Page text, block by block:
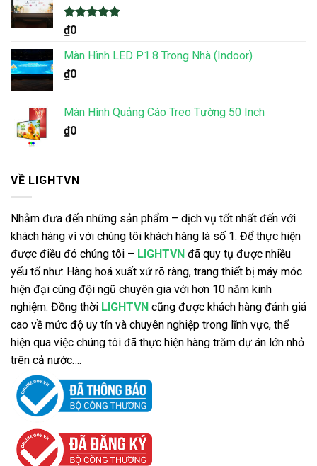
Được xếp
hạng
5 sao
₫0
Màn Hình LED P1.8 Trong Nhà (Indoor)
₫0
Màn Hình Quảng Cáo Treo Tường 50 Inch
₫0
VỀ LIGHTVN
Nhằm đưa đến những sản phẩm – dịch vụ tốt nhất đến với
khách hàng vì với chúng tôi khách hàng là số 1. Để thực hiện
được điều đó chúng tôi – LIGHTVN đã quy tụ được nhiều
yếu tố như: Hàng hoá xuất xứ rõ ràng, trang thiết bị máy móc
hiện đại cùng đội ngũ chuyên gia với hơn 10 năm kinh
nghiệm. Đồng thời LIGHTVN cũng được khách hàng đánh giá
cao về mức độ uy tín và chuyên nghiệp trong lĩnh vực, thể
hiện qua việc chúng tôi đã thực hiện hàng trăm dự án lớn nhỏ
trên cả nước….